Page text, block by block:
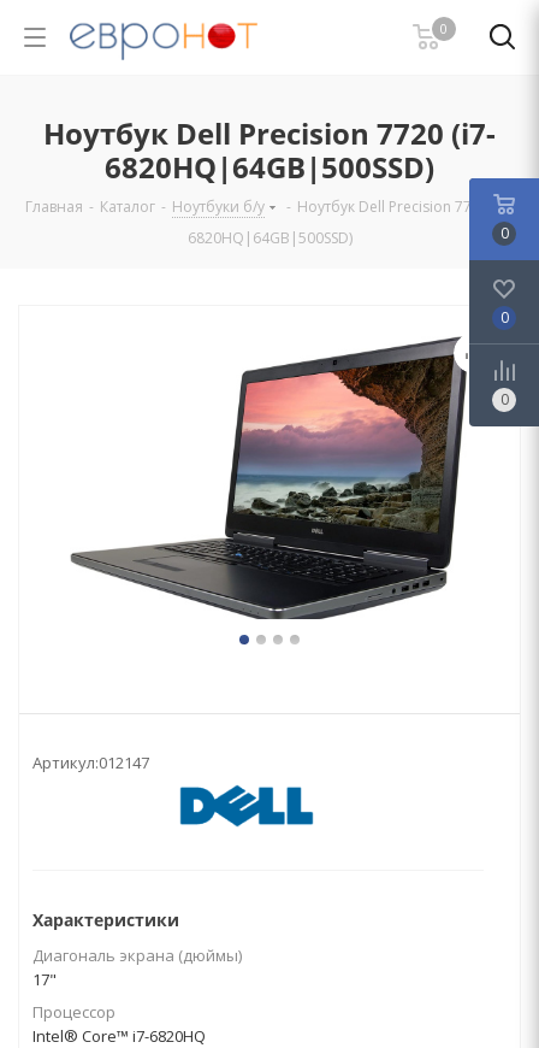
0
Ноутбук Dell Precision 7720 (i7-
6820HQ|64GB|500SSD)
Главная - Каталог - Ноутбуки б/у - Ноутбук Dell Precision 7720 (i7-
6820HQ|64GB|500SSD)
Артикул:012147
Характеристики
Диагональ экрана (дюймы)
17"
Процессор
Intel® Core™ i7-6820HQ
0
0
0